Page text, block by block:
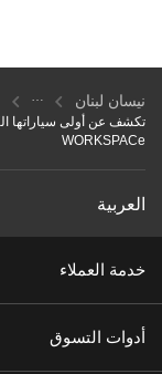
نيسان لبنان
WORKSPACe
العربية
G
خدمة العملاء
G
أدوات التسوق